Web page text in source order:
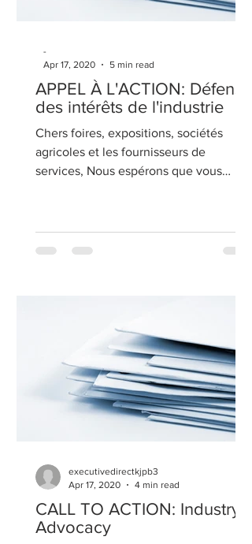
APPEL À L'ACTION: Défense
des intérêts de l'industrie
Chers foires, expositions, sociétés
agricoles et les fournisseurs de
services, Nous espérons que vous
-
Apr 17, 2020
5 min read
CALL TO ACTION: Industry
Advocacy
executivedirectkjpb3
Apr 17, 2020
4 min read